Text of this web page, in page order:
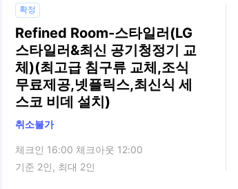
확정
Refined Room-스타일러(LG
스타일러&최신 공기청정기 교
체)(최고급 침구류 교체,조식
무료제공,넷플릭스,최신식 세
스코 비데 설치)
취소불가
체크인 16:00 체크아웃 12:00
기준 2인, 최대 2인